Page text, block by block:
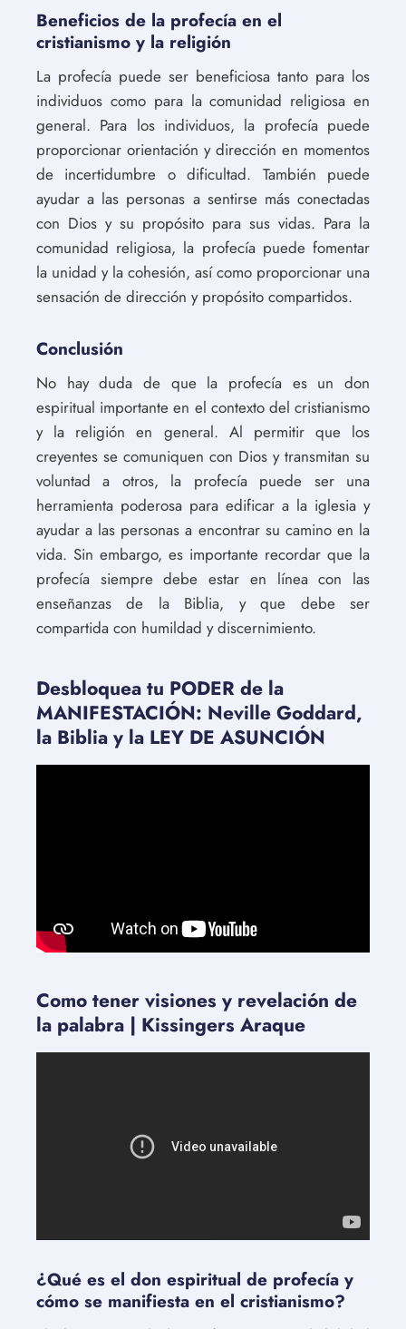
Beneficios de la profecía en el
cristianismo y la religión
La profecía puede ser beneficiosa tanto para los
individuos como para la comunidad religiosa en
general. Para los individuos, la profecía puede
proporcionar orientación y dirección en momentos
de incertidumbre o dificultad. También puede
ayudar a las personas a sentirse más conectadas
con Dios y su propósito para sus vidas. Para la
comunidad religiosa, la profecía puede fomentar
la unidad y la cohesión, así como proporcionar una
sensación de dirección y propósito compartidos.
Conclusión
No hay duda de que la profecía es un don
espiritual importante en el contexto del cristianismo
y la religión en general. Al permitir que los
creyentes se comuniquen con Dios y transmitan su
voluntad a otros, la profecía puede ser una
herramienta poderosa para edificar a la iglesia y
ayudar a las personas a encontrar su camino en la
vida. Sin embargo, es importante recordar que la
profecía siempre debe estar en línea con las
enseñanzas de la Biblia, y que debe ser
compartida con humildad y discernimiento.
Desbloquea tu PODER de la
MANIFESTACIÓN: Neville Goddard,
la Biblia y la LEY DE ASUNCIÓN
Como tener visiones y revelación de
la palabra | Kissingers Araque
¿Qué es el don espiritual de profecía y
cómo se manifiesta en el cristianismo?